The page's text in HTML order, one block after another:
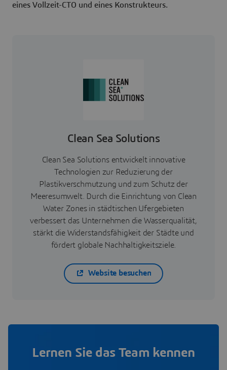
eines Vollzeit-CTO und eines Konstrukteurs.
Clean Sea Solutions
Clean Sea Solutions entwickelt innovative
Technologien zur Reduzierung der
Plastikverschmutzung und zum Schutz der
Meeresumwelt. Durch die Einrichtung von Clean
Water Zones in städtischen Ufergebieten
verbessert das Unternehmen die Wasserqualität,
stärkt die Widerstandsfähigkeit der Städte und
fördert globale Nachhaltigkeitsziele.
Website besuchen
Lernen Sie das Team kennen